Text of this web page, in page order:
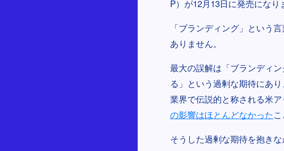
P）が12月13日に発売になり
「ブランディング」という
ありません。
最大の誤解は「ブランディ
る」という過剰な期待にあ
業界で伝説的と称される米
の影響はほとんどなかった
そうした過剰な期待を抱き